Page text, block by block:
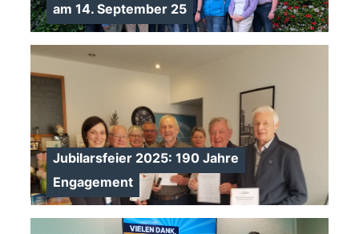
am 14. September 25
Jubilarsfeier 2025: 190 Jahre
Engagement